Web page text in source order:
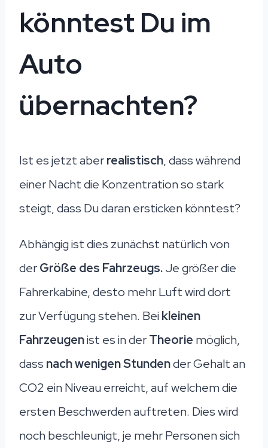
könntest Du im
Auto
übernachten?
Ist es jetzt aberrealistisch, dass während
einer Nacht die Konzentration so stark
steigt, dass Du daran ersticken könntest?
Abhängig ist dies zunächst natürlich von
derGröße des Fahrzeugs.Je größer die
Fahrerkabine, desto mehr Luft wird dort
zur Verfügung stehen. Beikleinen
Fahrzeugenist es in derTheorie möglich,
dass nach wenigen Stundender Gehalt an
CO2 ein Niveau erreicht, auf welchem die
ersten Beschwerden auftreten. Dies wird
noch beschleunigt, je mehr Personen sich